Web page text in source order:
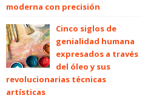
moderna con precisión
Cinco siglos de
genialidad humana
expresados a través
del óleo y sus
revolucionarias técnicas
artísticas